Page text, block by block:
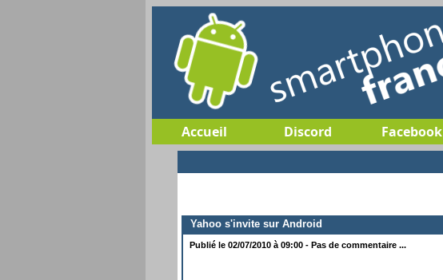
Accueil Discord Facebook
Yahoo s'invite sur Android
Publié le 02/07/2010 à 09:00 - Pas de commentaire ...